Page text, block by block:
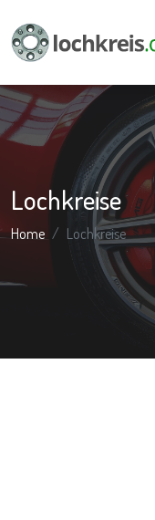
Lochkreise
Home Lochkreise